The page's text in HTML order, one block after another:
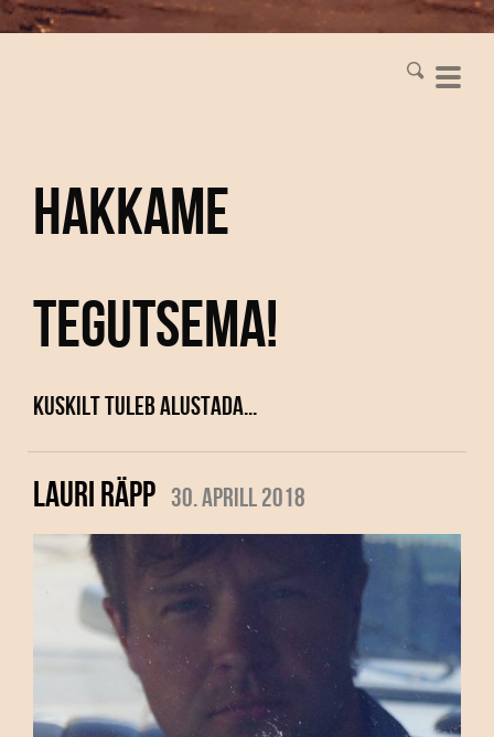
Hakkame
tegutsema!
Kuskilt tuleb alustada...
LAURI RÄPP 30. aprill 2018